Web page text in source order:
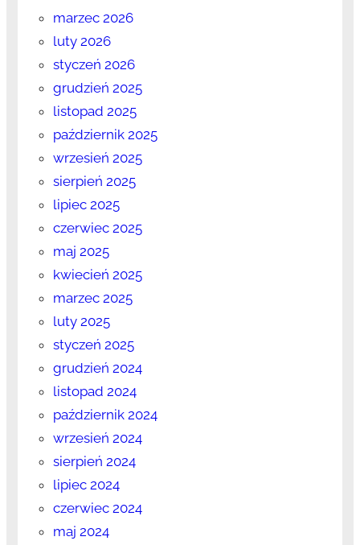
marzec 2026
luty 2026
styczeń 2026
grudzień 2025
listopad 2025
październik 2025
wrzesień 2025
sierpień 2025
lipiec 2025
czerwiec 2025
maj 2025
kwiecień 2025
marzec 2025
luty 2025
styczeń 2025
grudzień 2024
listopad 2024
październik 2024
wrzesień 2024
sierpień 2024
lipiec 2024
czerwiec 2024
maj 2024